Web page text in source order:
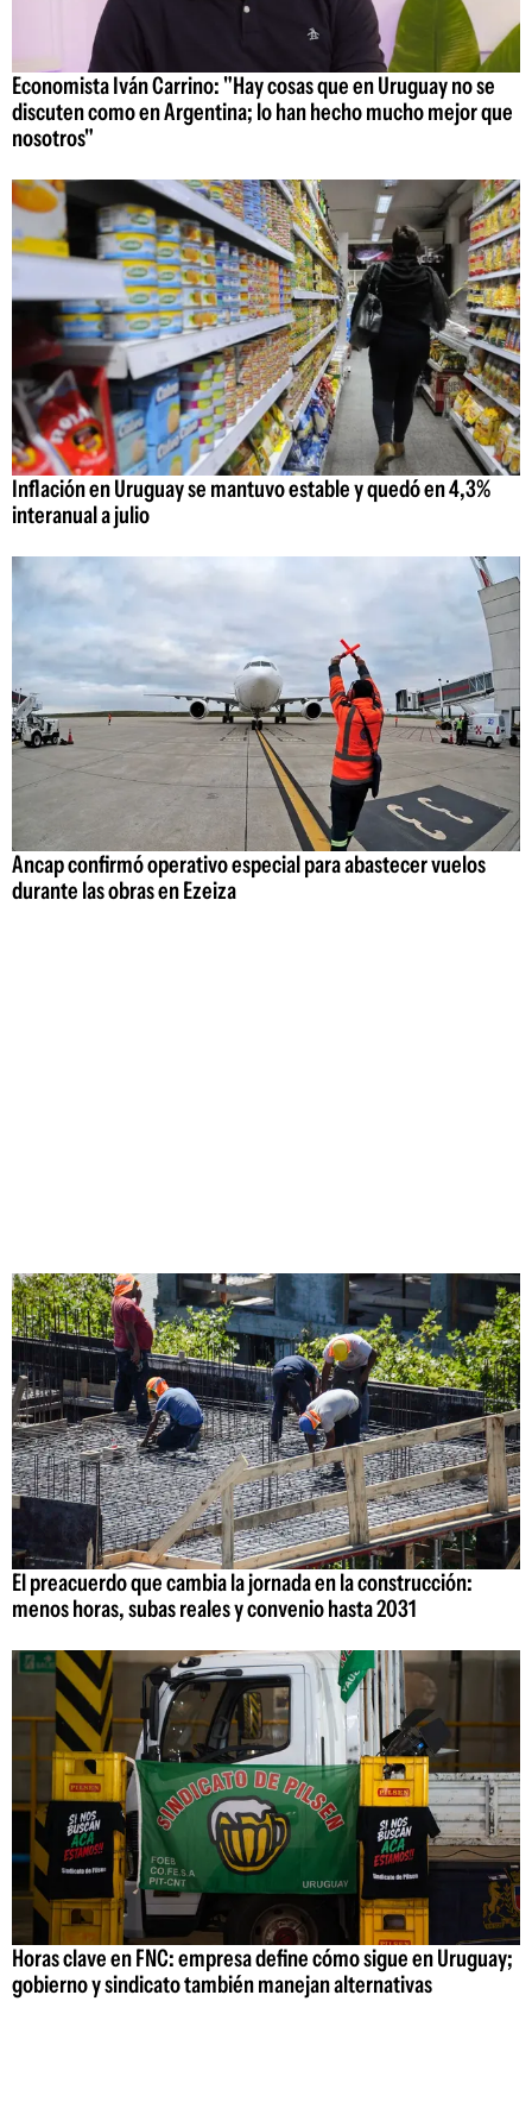
Economista Iván Carrino: "Hay cosas que en Uruguay no se
discuten como en Argentina; lo han hecho mucho mejor que
nosotros"
Inflación en Uruguay se mantuvo estable y quedó en 4,3%
interanual a julio
Ancap confirmó operativo especial para abastecer vuelos
durante las obras en Ezeiza
El preacuerdo que cambia la jornada en la construcción:
menos horas, subas reales y convenio hasta 2031
Horas clave en FNC: empresa define cómo sigue en Uruguay;
gobierno y sindicato también manejan alternativas